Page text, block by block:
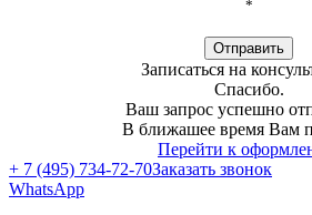
*
Отправить
Записаться на
Спасибо.
Ваш запрос успешно
В ближашее время Вам
Перейти к
+ 7 (495) 734-72-70Заказать звонок
WhatsApp